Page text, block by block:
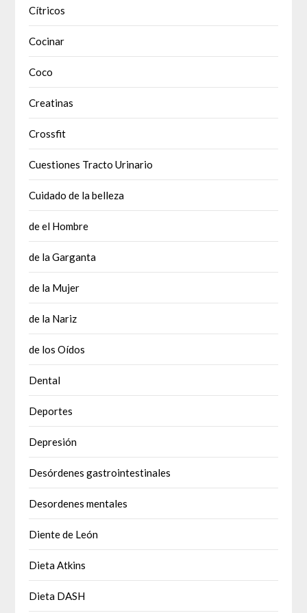
Cítricos
Cocinar
Coco
Creatinas
Crossfit
Cuestiones Tracto Urinario
Cuidado de la belleza
de el Hombre
de la Garganta
de la Mujer
de la Nariz
de los Oídos
Dental
Deportes
Depresión
Desórdenes gastrointestinales
Desordenes mentales
Diente de León
Dieta Atkins
Dieta DASH